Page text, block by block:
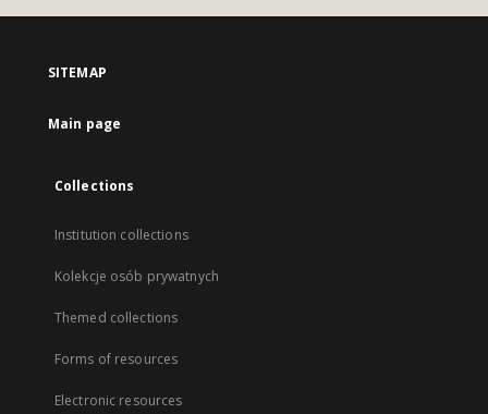
SITEMAP
Main page
Collections
Institution collections
Kolekcje osób prywatnych
Themed collections
Forms of resources
Electronic resources